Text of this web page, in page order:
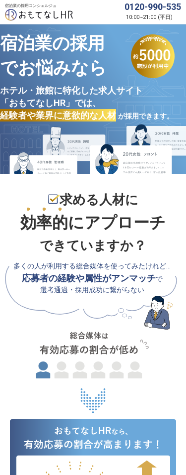
宿泊業の採用コンシェルジュ 0120-990-535
10:00~21:00 (平日)
宿泊業の採用
でお悩みなら
ホテル・旅館に特化した求人サイト
「おもてなしHR」では、
経験者や業界に意欲的な人材 が採用できます。
求める人材に
効率的にアプローチ
できていますか？
多くの人が利用する総合媒体を使ってみたけれど…
応募者の経験や属性がアンマッチで
選考通過・採用成功に繋がらない